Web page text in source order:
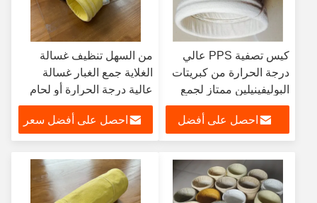
كيس تصفية PPS عالي
درجة الحرارة من كبريتات
البوليفينيلين ممتاز لجمع
الغبار
احصل على أفضل
من السهل تنظيف غسالة
الغلاية جمع الغبار غسالة
عالية درجة الحرارة أو لحام
كيس المرشح
احصل على أفضل سعر